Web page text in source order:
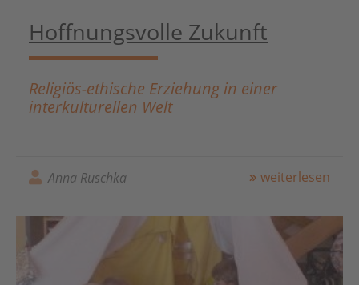
Hoffnungsvolle Zukunft
Religiös-ethische Erziehung in einer
interkulturellen Welt
Anna Ruschka weiterlesen